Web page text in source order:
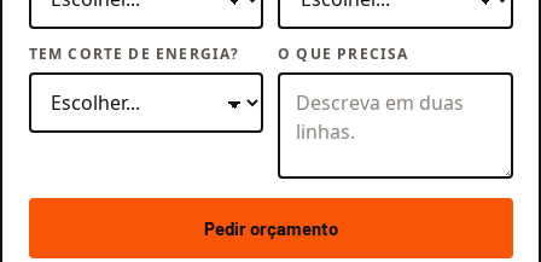
TEM CORTE DE ENERGIA? O QUE PRECISA
Pedir orçamento